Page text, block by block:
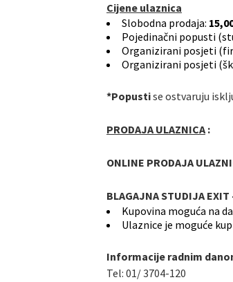
Cijene ulaznica
Slobodna prodaja:
Pojedinačni popusti
Organizirani posjeti
Organizirani posjeti
*Popustise ostvaruju
PRODAJA ULAZNICA :
ONLINE PRODAJA
BLAGAJNA STUDIJA EXIT
Kupovina moguća na
Ulaznice je moguće
Informacije radnim
Tel: 01/ 3704-120